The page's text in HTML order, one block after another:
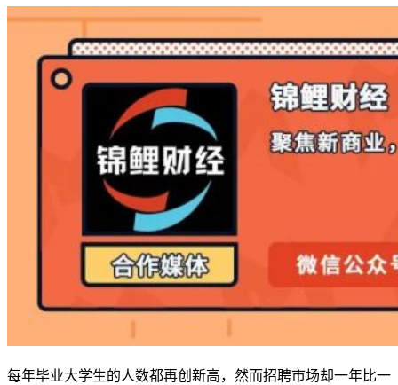
每年毕业大学生的人数都再创新高，然而招聘市场却一年比一